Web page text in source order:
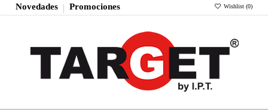
Novedades Promociones Wishlist (0)